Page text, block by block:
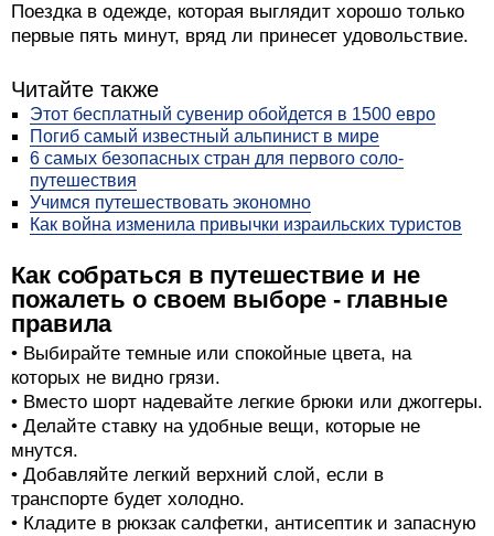
Поездка в одежде, которая выглядит хорошо только
первые пять минут, вряд ли принесет удовольствие.
Читайте также
Этот бесплатный сувенир обойдется в 1500 евро
Погиб самый известный альпинист в мире
6 самых безопасных стран для первого соло-
путешествия
Учимся путешествовать экономно
Как война изменила привычки израильских туристов
Как собраться в путешествие и не
пожалеть о своем выборе - главные
правила
• Выбирайте темные или спокойные цвета, на
которых не видно грязи.
• Вместо шорт надевайте легкие брюки или джоггеры.
• Делайте ставку на удобные вещи, которые не
мнутся.
• Добавляйте легкий верхний слой, если в
транспорте будет холодно.
• Кладите в рюкзак салфетки, антисептик и запасную